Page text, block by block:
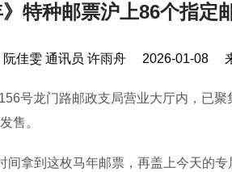
》特种邮票沪上86个指定
佳雯 通讯员 许雨舟 2026-01-08
龙门路邮政支局营业大厅内，已聚
售。
拿到这枚马年邮票，再盖上今天的专